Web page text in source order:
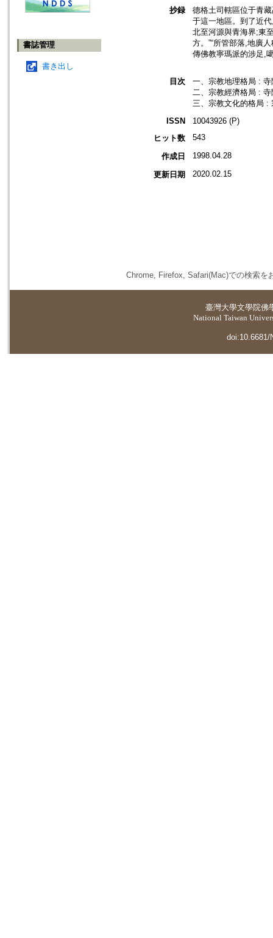
書誌管理
書き出し
抄録
德格土司轄區位于青
于這一地區。到了近
北至河源與青海界;東
方。”“所管部落,地廣
傳佛教寧瑪派的涉足,
目次
一、宗教地理格局 :
二、宗教經濟格局 :
三、宗教文化的格局 :
ISSN
10043926 (P)
ヒット数
543
作成日 1998.04.28
更新日期 2020.02.15
Chrome, Firefox, Safari(Mac)での検索を
臺灣大學文學院佛
National Taiwan
doi:10.6681/